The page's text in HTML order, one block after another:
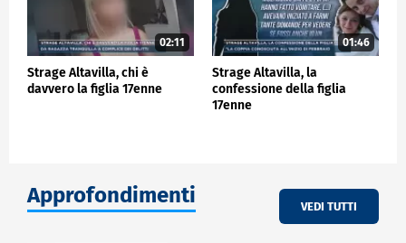
02:11
Strage Altavilla, chi è
davvero la figlia 17enne
01:46
Strage Altavilla, la
confessione della figlia
17enne
Approfondimenti VEDI TUTTI